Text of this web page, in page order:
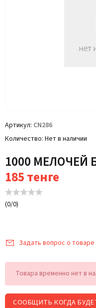
Артикул CN286
Количество Нет в наличии
1000 МЕЛОЧЕЙ
185тенге
(0/0)
Задать вопрос о товаре
Товара временно нет в
СООБЩИТЬ КОГДА